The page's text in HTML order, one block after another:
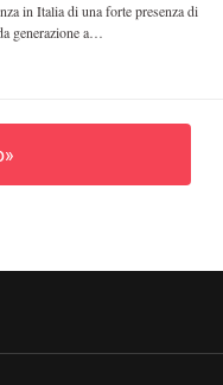
in Italia di una forte presenza di
generazione a…